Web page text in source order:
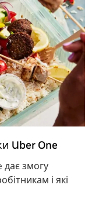
Uber One
дає змогу
і які